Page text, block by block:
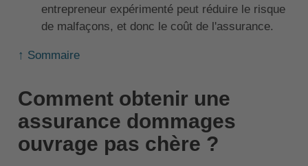
entrepreneur expérimenté peut réduire le risque
de malfaçons, et donc le coût de l'assurance.
↑ Sommaire
Comment obtenir une
assurance dommages
ouvrage pas chère ?